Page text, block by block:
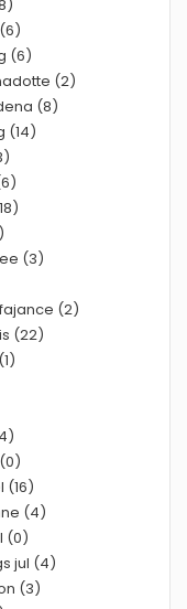
(6)
(2)
(8)
(14)
(3)
(2)
(22)
(16)
(4)
(0)
jul (4)
(3)